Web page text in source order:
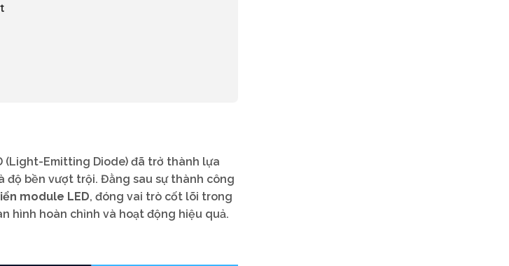
(Light-Emitting Diode) đã trở thành lựa
độ bền vượt trội. Đằng sau sự thành công
module LED, đóng vai trò cốt lõi trong
hình hoàn chỉnh và hoạt động hiệu quả.